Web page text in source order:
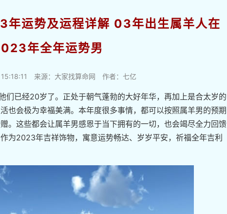
运势及运程详解 03年出生属羊人在
年全年运势男
来源：大家找算命网 作者：七亿
已经20岁了。正处于朝气蓬勃的大好年华，再加上是合太岁的
也会极为幸福美满。本年度很多事情，都可以按照属羊男的预期
。这些都会让属羊男感恩于当下拥有的一切，也会竭尽全力回馈
为2023年吉祥饰物，寓意运势畅达、岁岁平安，祈福全年吉利